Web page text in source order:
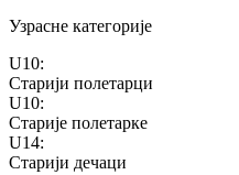
Узрасне категорије
U10:
Старији полетарци
U10:
Старије полетарке
U14:
Старији дечаци